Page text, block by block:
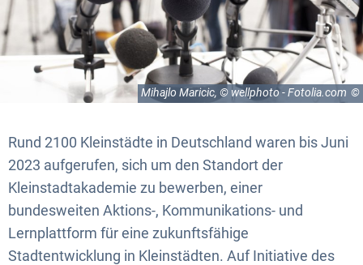
Mihajlo Maricic, © wellphoto - Fotolia.com
Rund 2100 Kleinstädte in Deutschland waren bis Juni
2023 aufgerufen, sich um den Standort der
Kleinstadtakademie zu bewerben, einer
bundesweiten Aktions-, Kommunikations- und
Lernplattform für eine zukunftsfähige
Stadtentwicklung in Kleinstädten. Auf Initiative des